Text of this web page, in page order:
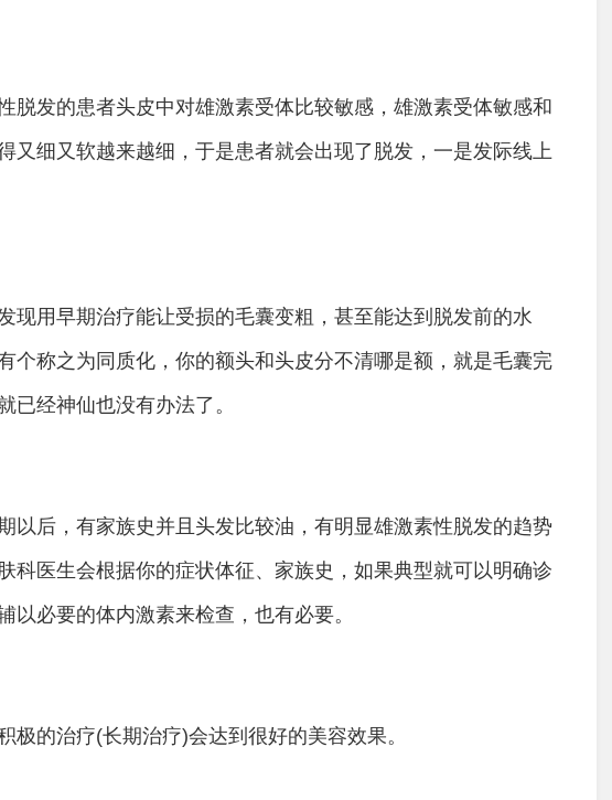
脱发的患者头皮中对雄激素受体比较敏感，雄激素受体敏感和
又细又软越来越细，于是患者就会出现了脱发，一是发际线上
现用早期治疗能让受损的毛囊变粗，甚至能达到脱发前的水
个称之为同质化，你的额头和头皮分不清哪是额，就是毛囊完
已经神仙也没有办法了。
以后，有家族史并且头发比较油，有明显雄激素性脱发的趋势
科医生会根据你的症状体征、家族史，如果典型就可以明确诊
以必要的体内激素来检查，也有必要。
极的治疗(长期治疗)会达到很好的美容效果。